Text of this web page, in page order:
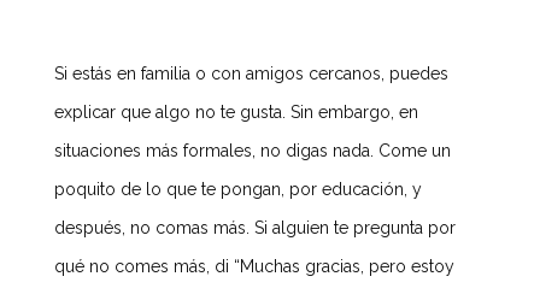
Si estás en familia o con amigos cercanos, puedes
explicar que algo no te gusta. Sin embargo, en
situaciones más formales, no digas nada. Come un
poquito de lo que te pongan, por educación, y
después, no comas más. Si alguien te pregunta por
qué no comes más, di “Muchas gracias, pero estoy